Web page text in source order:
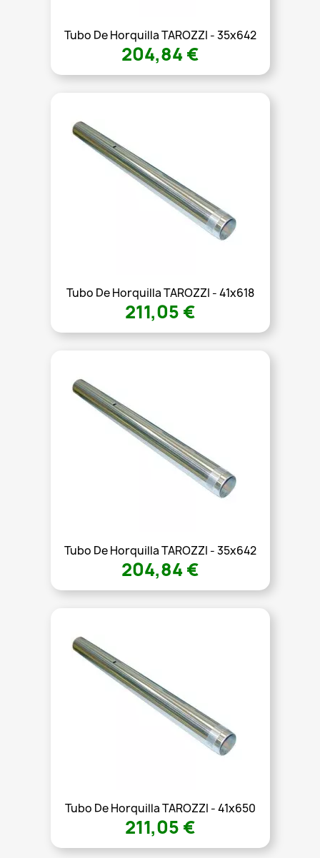
Tubo De Horquilla TAROZZI - 35x642
204,84 €
Tubo De Horquilla TAROZZI - 41x618
211,05 €
Tubo De Horquilla TAROZZI - 35x642
204,84 €
Tubo De Horquilla TAROZZI - 41x650
211,05 €